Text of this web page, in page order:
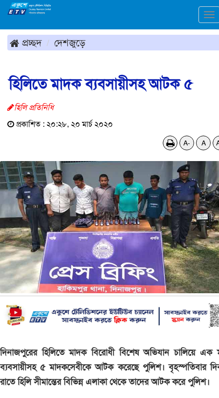
প্রচ্ছদ দেশজুড়ে
হিলিতে মাদক ব্যবসায়ীসহ আটক ৫
হিলি প্রতিনিধি
প্রকাশিত : ২০:২৮, ২০ মার্চ ২০২০
A- A
দিনাজপুরের হিলিতে মাদক বিরোধী বিশেষ অভিযান চালিয়ে এক
ব্যবসায়ীসহ ৫ মাদকসেবীকে আটক করেছে পুলিশ। বৃহস্পতিবার
রাতে হিলি সীমান্তের বিভিন্ন এলাকা থেকে তাদের আটক করে পুলিশ।